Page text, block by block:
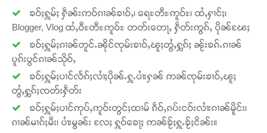
ၶဝ်ႈႁူမ်ႈ ႁဵၼ်းဢဝ်ၵၢၼ်ၶၢဝ်ႇ၊ ရေႊတီႊဢူဝ်ႊ၊ ထႆႇႁၢင်ႈ၊
Blogger, Vlog ထႆႇဝီႊတီႊဢူဝ်ႊ တတ်းတေႃႇ ႁဵတ်းဢွၵ်ႇ ပိုၼ်ၽႄႈ
ၶဝ်ႈႁူမ်ႈၵၢၼ်တူင်ႉၼိုင်ၸုမ်းၶၢဝ်ႇၽူႈတွႆႇႁွၵ်ႈ ၼႂ်းၶၵ်ႉၵၢၼ်
ပူၵ်းပွင်ၵၢၼ်သိုဝ်ႇ
ၶဝ်ႈႁူမ်ႈပၢင်လႅၵ်ႈလၢႆႈပိုၼ်ႉႁူႉပၢႆးႁၼ် ဢၼ်ၸုမ်းၶၢဝ်ႇၽူႈ
တွႆႇႁွၵ်ႈၸတ်းႁဵတ်း
ၶဝ်ႈႁူမ်ႈပၢင်ဢုပ်ႇဢူဝ်းတွင်ႈထၢမ် ၵဵဝ်ႇၵပ်းငဝ်းလၢႆးၵၢၼ်မိူင်း၊
ၵၢၼ်မၢၵ်ႈမီး၊ ပၢႆးမွၼ်း လႄႈ ႁူဝ်ၶေႃႈ ဢၼ်ၶႂ်ႈႁူႉၶႂ်ႈငိၼ်း။